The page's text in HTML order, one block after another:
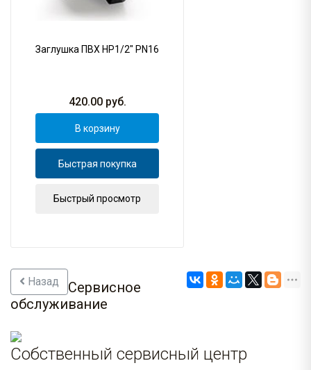
Заглушка ПВХ НР1/2" PN16
420.00руб.
В корзину
Быстрая покупка
Быстрый просмотр
Назад
Сервисное
обслуживание
Собственный сервисный центр